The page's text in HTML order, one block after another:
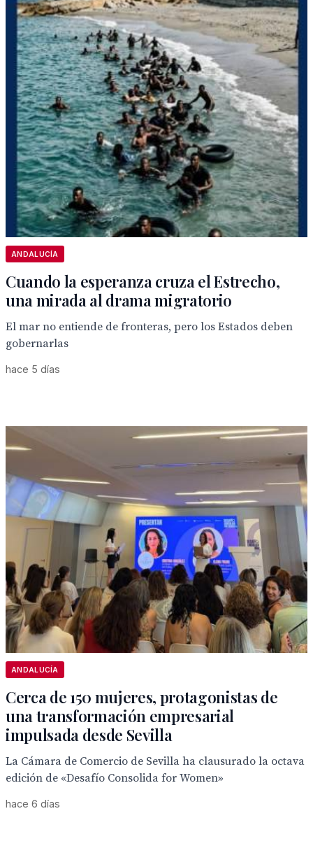
ANDALUCÍA
Cuando la esperanza cruza el Estrecho,
una mirada al drama migratorio
El mar no entiende de fronteras, pero los Estados deben
gobernarlas
hace 5 días
ANDALUCÍA
Cerca de 150 mujeres, protagonistas de
una transformación empresarial
impulsada desde Sevilla
La Cámara de Comercio de Sevilla ha clausurado la octava
edición de «Desafío Consolida for Women»
hace 6 días